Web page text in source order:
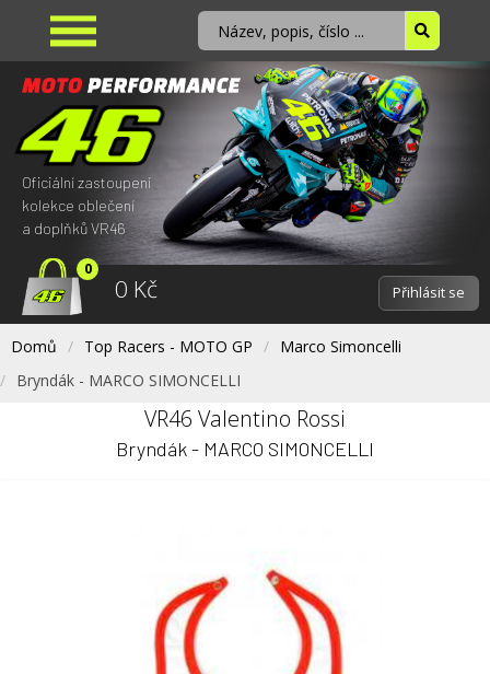
Oficiální zastoupení
kolekce oblečení
a doplňků VR46
Přihlásit se
0
0 Kč
Domů Top Racers - MOTO GP
Marco Simoncelli
Bryndák - MARCO SIMONCELLI
VR46 Valentino Rossi
Bryndák - MARCO SIMONCELLI